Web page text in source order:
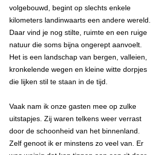
volgebouwd, begint op slechts enkele
kilometers landinwaarts een andere wereld.
Daar vind je nog stilte, ruimte en een ruige
natuur die soms bijna ongerept aanvoelt.
Het is een landschap van bergen, valleien,
kronkelende wegen en kleine witte dorpjes
die lijken stil te staan in de tijd.
Vaak nam ik onze gasten mee op zulke
uitstapjes. Zij waren telkens weer verrast
door de schoonheid van het binnenland.
Zelf genoot ik er minstens zo veel van. Er